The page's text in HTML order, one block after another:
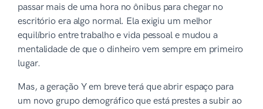
passar mais de uma hora no ônibus para chegar no
escritório era algo normal. Ela exigiu um melhor
equilíbrio entre trabalho e vida pessoal e mudou a
mentalidade de que o dinheiro vem sempre em primeiro
lugar.
Mas, a geração Y em breve terá que abrir espaço para
um novo grupo demográfico que está prestes a subir ao